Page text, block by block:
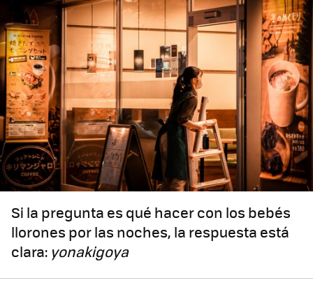
Si la pregunta es qué hacer con los bebés
llorones por las noches, la respuesta está
clara: yonakigoya